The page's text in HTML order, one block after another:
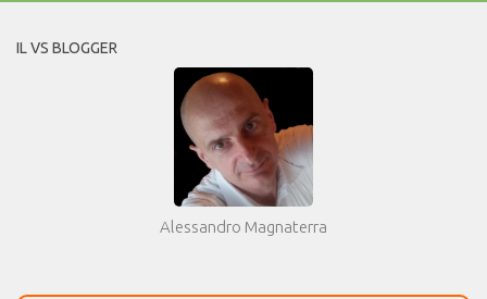
IL VS BLOGGER
Alessandro Magnaterra